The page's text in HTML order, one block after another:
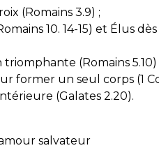
(Romains 3.9) ;
10. 14-15) et Élus
(Romains 5.10)
former un seul corps (1 Co
(Galates 2.20).
salvateur